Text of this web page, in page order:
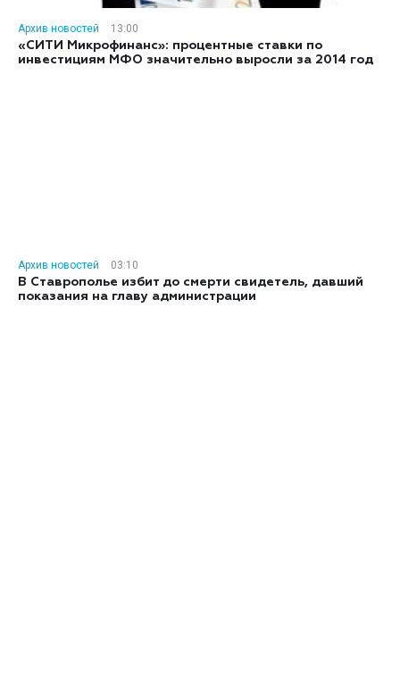
Архив новостей
13:00
«СИТИ Микрофинанс»: процентные ставки по
инвестициям МФО значительно выросли за 2014 год
Архив новостей
03:10
В Ставрополье избит до смерти свидетель, давший
показания на главу администрации